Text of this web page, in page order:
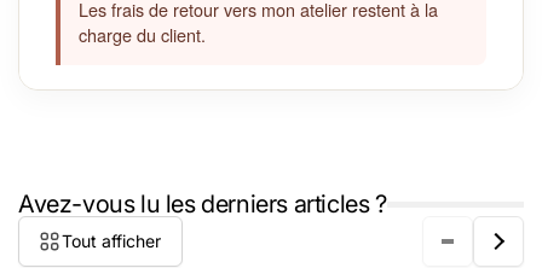
Les frais de retour vers mon atelier restent à la
charge du client.
Avez-vous lu les derniers articles ?
Tout afficher